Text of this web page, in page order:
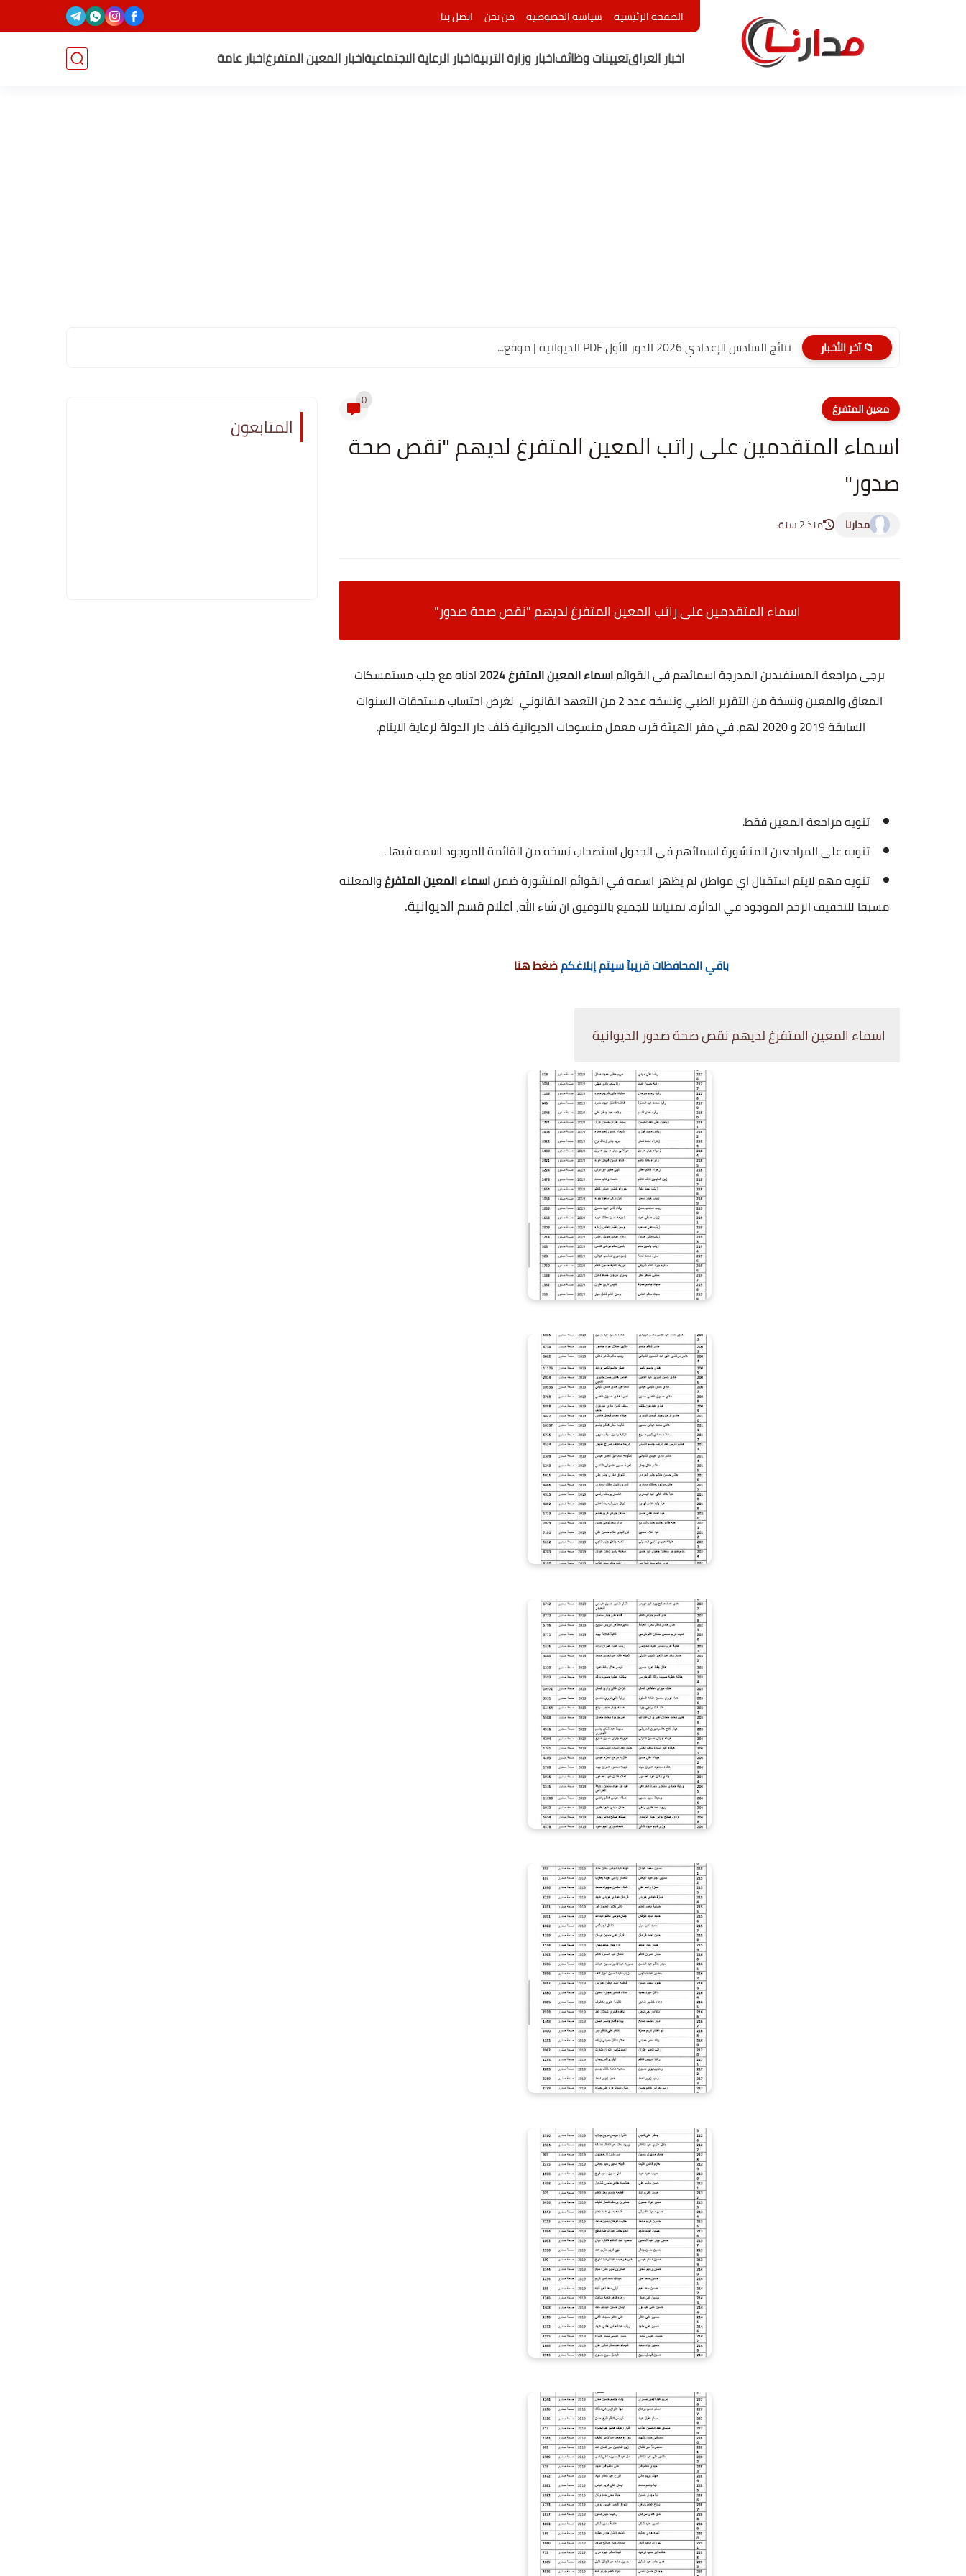
الصفحة الرئيسية سياسة الخصوصية من نحن اتصل بنا
اخبار العراقتعيينات وظائفاخبار وزارة التربيةاخبار الرعاية الاجتماعيةاخبار المعين المتفرغاخبار عامة
📁 آخر الأخبار نتائج السادس الإعدادي 2026 الدور الأول PDF الديوانية | موقع...
معين المتفرغ 0
اسماء المتقدمين على راتب المعين المتفرغ لديهم "نقص صحة
صدور"
مدارنا منذ 2 سنة
اسماء المتقدمين على راتب المعين المتفرغ لديهم "نقص صحة صدور"
يرجى مراجعة المستفيدين المدرجة اسمائهم في القوائماسماء المعين المتفرغ 2024
ادناه مع جلب مستمسكات
المعاق والمعين ونسخة من التقرير الطبي ونسخه عدد 2 من التعهد القانوني لغرض احتساب مستحقات السنوات
السابقة 2019 و 2020 لهم. في مقر الهيئة قرب معمل منسوجات الديوانية خلف دار الدولة لرعاية الايتام.
تنويه مراجعة المعين فقط.
تنويه على المراجعين المنشورة اسمائهم في الجدول استصحاب نسخه من القائمة الموجود اسمه فيها .
تنويه مهم لايتم استقبال اي مواطن لم يظهر اسمه في القوائم المنشورة ضمناسماء المعين المتفرغوالمعلنه
مسبقا للتخفيف الزخم الموجود في الدائرة. تمنياتنا للجميع بالتوفيق ان شاء الله، اعلام قسم الديوانية.
باقي المحافظات قريبآ سيتم إبلاغكمضغط هنا
اسماء المعين المتفرغ لديهم نقص صحة صدور الديوانية
المتابعون